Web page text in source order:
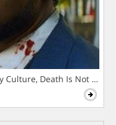
Culture, Death Is Not The